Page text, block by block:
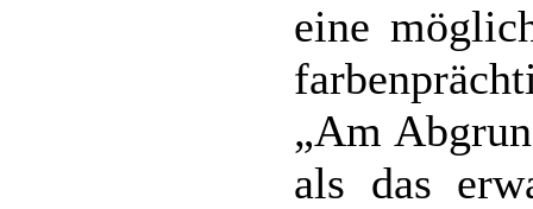
eine
„Am
als das